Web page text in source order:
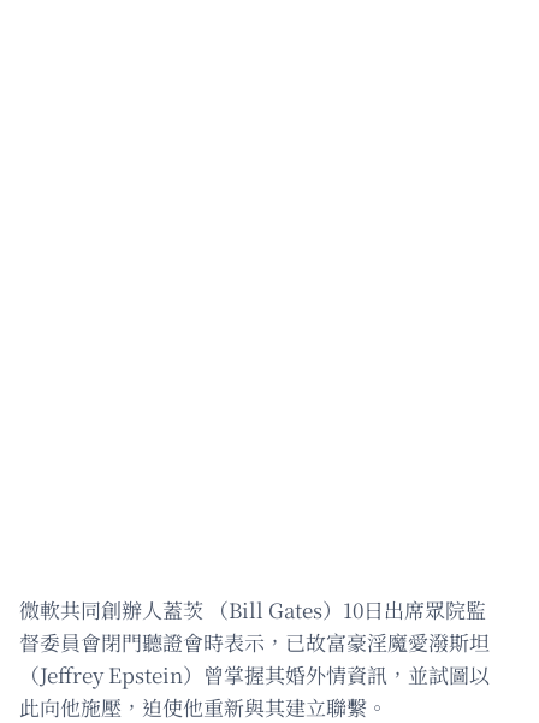
微軟共同創辦人蓋茨 （Bill Gates）10日出席眾院監
督委員會閉門聽證會時表示，已故富豪淫魔愛潑斯坦
（Jeffrey Epstein）曾掌握其婚外情資訊，並試圖以
此向他施壓，迫使他重新與其建立聯繫。